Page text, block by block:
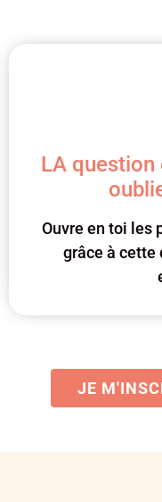
LA question
Ouvre en toi les
grâce à cette
JE